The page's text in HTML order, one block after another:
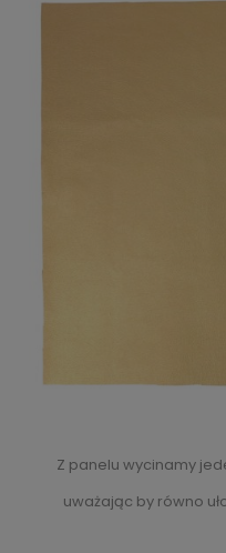
Z panelu wycinamy
uważając by równo